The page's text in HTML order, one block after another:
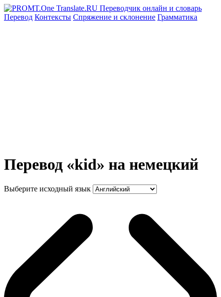
Перевод Контексты Спряжение и склонение Грамматика
Перевод «kid» на немецкий
Выберите исходный язык